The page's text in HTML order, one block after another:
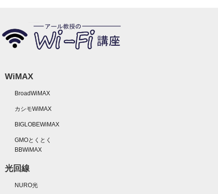
WiMAX
BroadWiMAX
カシモWiMAX
BIGLOBEWiMAX
GMOとくとく
BBWiMAX
光回線
NURO光